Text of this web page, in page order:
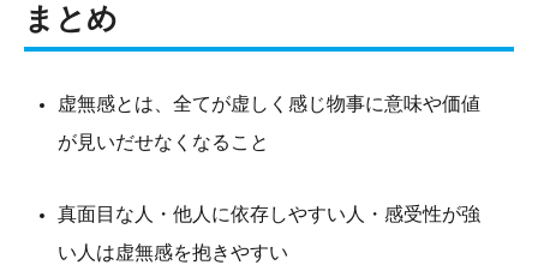
まとめ
虚無感とは、全てが虚しく感じ物事に意味や価値
が見いだせなくなること
真面目な人・他人に依存しやすい人・感受性が強
い人は虚無感を抱きやすい